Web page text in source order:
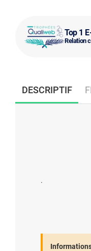
Top 1
Relation
DESCRIPTIF
.